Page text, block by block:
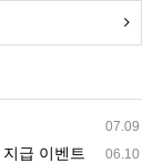
07.09
06.10
급 이벤트